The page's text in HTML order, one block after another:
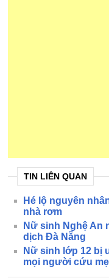
TIN LIÊN QUAN
Hé lộ nguyên
nhà rơm
Nữ sinh Nghệ An
dịch Đà Nẵng
Nữ sinh lớp 12 bị
mọi người cứu mẹ